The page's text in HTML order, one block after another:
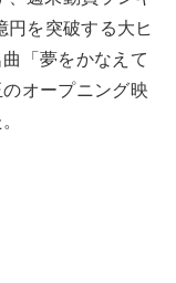
円を突破する大ヒ
「夢をかなえて
オープニング映